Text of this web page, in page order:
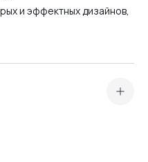
и эффектных дизайнов,